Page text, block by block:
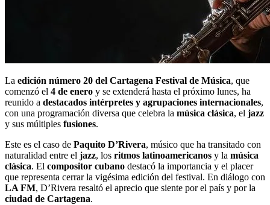
La edición número 20 del Cartagena Festival de Música, que
comenzó el 4 de enero y se extenderá hasta el próximo lunes, ha
reunido a destacados intérpretes y agrupaciones internacionales,
con una programación diversa que celebra la música clásica, el jazz
y sus múltiples fusiones.
Este es el caso de Paquito D’Rivera, músico que ha transitado con
naturalidad entre el jazz, los ritmos latinoamericanos y la música
clásica. El compositor cubano destacó la importancia y el placer
que representa cerrar la vigésima edición del festival. En diálogo con
LA FM, D’Rivera resaltó el aprecio que siente por el país y por la
ciudad de Cartagena.